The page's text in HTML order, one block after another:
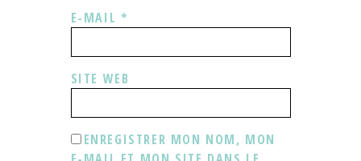
E-MAIL *
SITE WEB
ENREGISTRER MON NOM, MON